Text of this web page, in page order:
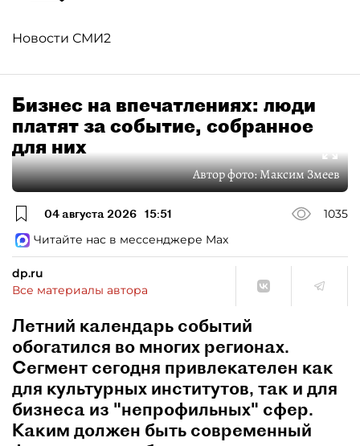
Новости СМИ2
Бизнес на впечатлениях: люди
платят за событие, собранное
для них
Автор фото:Максим Змеев
04 августа 2026 15:51
1035
Читайте нас в мессенджере Max
dp.ru
Все материалы автора
Летний календарь событий
обогатился во многих регионах.
Сегмент сегодня привлекателен как
для культурных институтов, так и для
бизнеса из "непрофильных" сфер.
Каким должен быть современный